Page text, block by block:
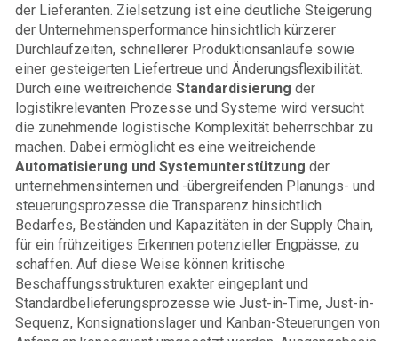
der Lieferanten. Zielsetzung ist eine deutliche Steigerung
der Unterneh­mens­performance hinsichtlich kürzerer
Durchlaufzeiten, schnellerer Produktionsanläufe sowie
einer gesteigerten Liefertreue und Änderungsflexibilität.
Durch eine weitreichende Standardisierung der
logistikrelevanten Prozesse und Systeme wird versucht
die zunehmende logistische Komplexität beherrschbar zu
machen. Dabei ermöglicht es eine weitreichende
Automatisierung und Systemunterstützung der
unternehmensinternen und -übergreifenden Planungs- und
steuerungsprozesse die Transparenz hinsichtlich
Bedarfes, Beständen und Kapazitäten in der Supply Chain,
für ein frühzeitiges Erkennen potenzieller Engpässe, zu
schaffen. Auf diese Weise können kritische
Beschaffungsstrukturen exakter eingeplant und
Standardbelieferungsprozesse wie Just-in-Time, Just-in-
Sequenz, Konsignationslager und Kanban-Steuerungen von